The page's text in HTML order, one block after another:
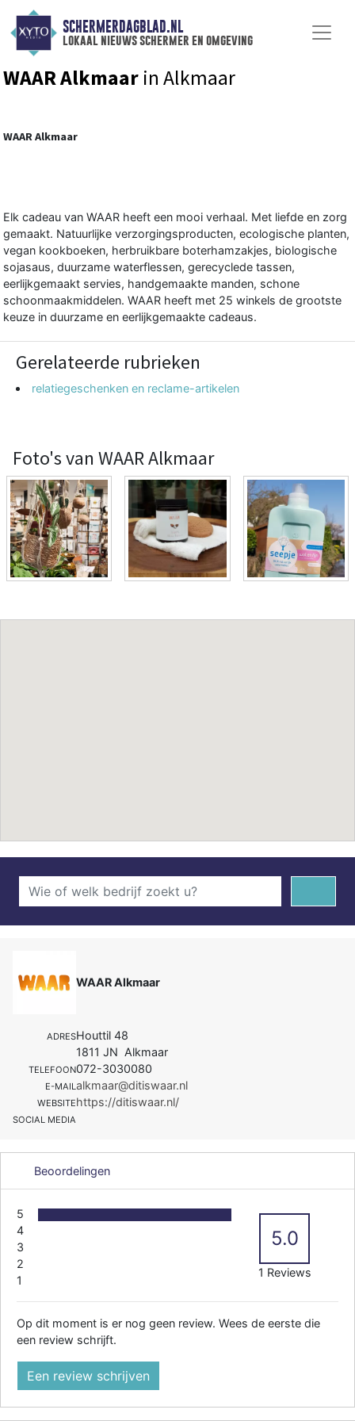
SCHERMERDAGBLAD.NL
lokaal nieuws schermer en omgeving
WAAR Alkmaar in Alkmaar
WAAR Alkmaar
Elk cadeau van WAAR heeft een mooi verhaal. Met liefde en zorg
gemaakt. Natuurlijke verzorgingsproducten, ecologische planten,
vegan kookboeken, herbruikbare boterhamzakjes, biologische
sojasaus, duurzame waterflessen, gerecyclede tassen,
eerlijkgemaakt servies, handgemaakte manden, schone
schoonmaakmiddelen. WAAR heeft met 25 winkels de grootste
keuze in duurzame en eerlijkgemaakte cadeaus.
Gerelateerde rubrieken
relatiegeschenken en reclame-artikelen
Foto's van WAAR Alkmaar
WAAR Alkmaar
ADRESHouttil 48
1811 JN Alkmaar
TELEFOON072-3030080
E-MAILalkmaar@ditiswaar.nl
WEBSITEhttps://ditiswaar.nl/
SOCIAL MEDIA
Beoordelingen
5
4
3
2
1
5.0
1 Reviews
Op dit moment is er nog geen review. Wees de eerste die
een review schrijft.
Een review schrijven